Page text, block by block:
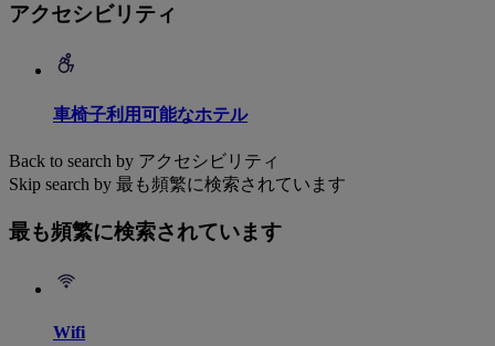
アクセシビリティ
車椅子利用可能なホテル
Back to search by アクセシビリティ
Skip search by 最も頻繁に検索されています
最も頻繁に検索されています
Wifi